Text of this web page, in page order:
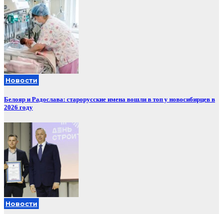
Новости
Белояр и Радослава: старорусские имена вошли в топ у новосибирцев в
2026 году
Новости